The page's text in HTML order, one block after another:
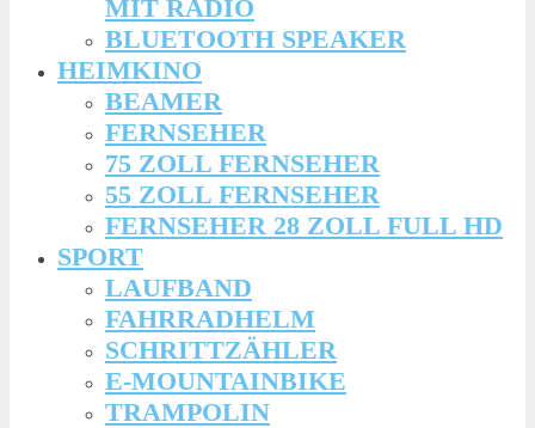
MIT RADIO
BLUETOOTH SPEAKER
HEIMKINO
BEAMER
FERNSEHER
75 ZOLL FERNSEHER
55 ZOLL FERNSEHER
FERNSEHER 28 ZOLL FULL HD
SPORT
LAUFBAND
FAHRRADHELM
SCHRITTZÄHLER
E-MOUNTAINBIKE
TRAMPOLIN